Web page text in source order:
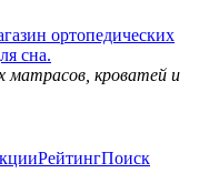
матрасов, кроватей и
РейтингПоиск